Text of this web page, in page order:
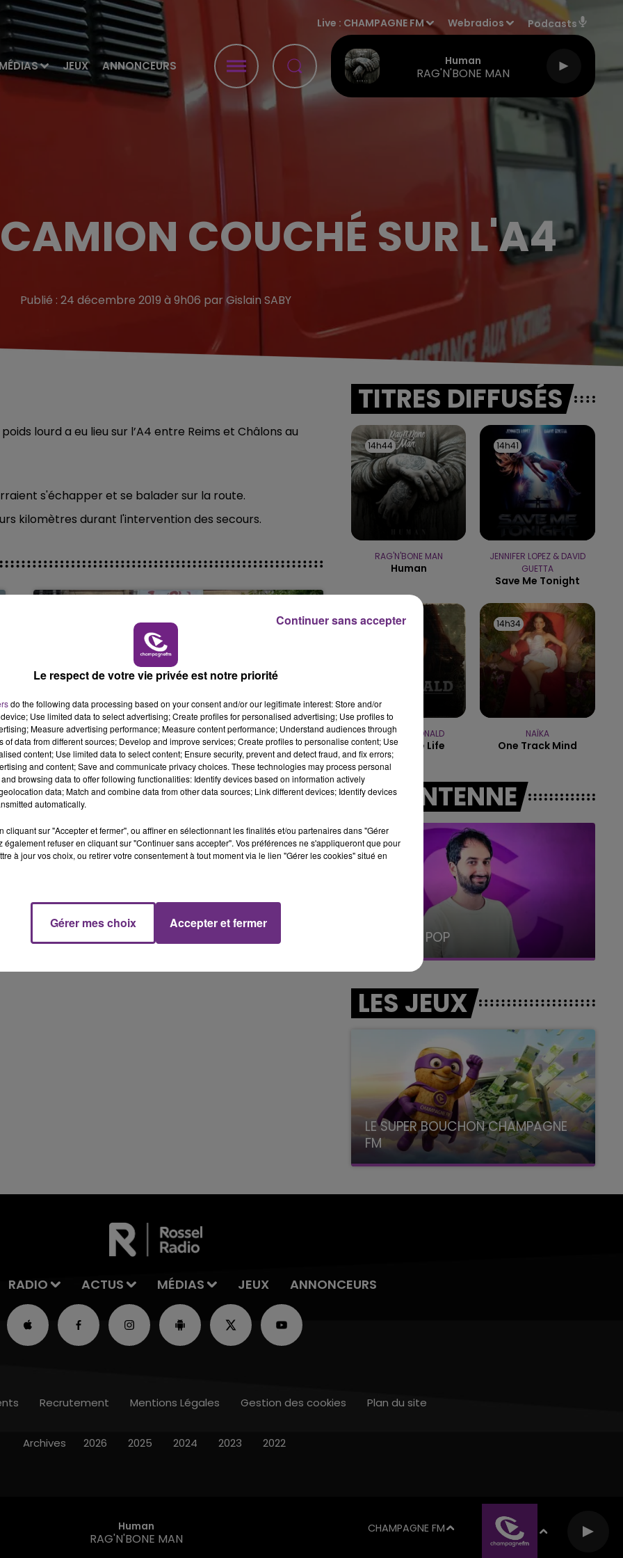
MÉDIAS JEUX ANNONCEURS
Live : CHAMPAGNE FM Webradios Podcasts
Human
RAG'N'BONE MAN
15h00 - 19h00
LE CLUB CHAMPAGNE FM
19h00 - 19h15
LA POP MACHINE - CHAMPAGNE FM
COUCHÉ SUR L'A4
Publié : 24 décembre 2019 à 9h06 par Gislain SABY
lourd a eu lieu sur l’A4 entre Reims et Châlons au
s'échapper et se balader sur la route.
kilomètres durant l'intervention des secours.
LE MAGASIN JOUÉCLUB DE REIMS FERME
SES PORTES
C'était l'une des institutions du centre-ville
rémois. Le magasin JouéClub est contraint de
fermer ses portes.
TITRES DIFFUSÉS
14h44
14h44
RAG'N'BONE MAN
Human
14h41
14h41
JENNIFER LOPEZ & DAVID
GUETTA
Save Me Tonight
14h38
14h38
AMY MACDONALD
This Is The Life
14h34
14h34
NAÏKA
One Track Mind
A L'ANTENNE
19h00 - 19h15
LA POP MACHINE - CHAMPAGNE FM LA RADIO POP
LES JEUX
LE SUPER BOUCHON CHAMPAGNE
FM
avec La Famille Champagne FM, à 8H10
RADIO ACTUS MÉDIAS JEUX ANNONCEURS
Human
RAG'N'BONE MAN
CHAMPAGNE FM
Recrutement Mentions Légales Gestion des cookies Plan du site
Archives 2026 2025 2024 2023 2022
Le respect de votre vie privée est notre priorité
do the following data processing based on your consent and/or our legitimate interest: Store and/or
Use limited data to select advertising; Create profiles for personalised advertising; Use profiles to
Measure advertising performance; Measure content performance; Understand audiences through
of data from different sources; Develop and improve services; Create profiles to personalise content; Use
content; Use limited data to select content; Ensure security, prevent and detect fraud, and fix errors;
and content; Save and communicate privacy choices. These technologies may process personal
browsing data to offer following functionalities: Identify devices based on information actively
data; Match and combine data from other data sources; Link different devices; Identify devices
automatically.
cliquant sur "Accepter et fermer", ou affiner en sélectionnant les finalités et/ou partenaires dans "Gérer
également refuser en cliquant sur "Continuer sans accepter". Vos préférences ne s'appliqueront que pour
à jour vos choix, ou retirer votre consentement à tout moment via le lien "Gérer les cookies" situé en
Gérer mes choix Accepter et fermer
Continuer sans accepter